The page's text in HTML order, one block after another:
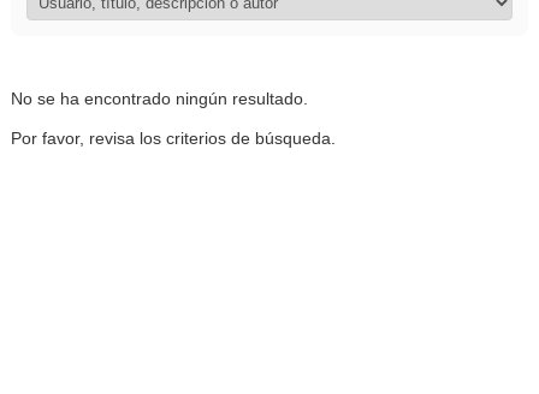
No se ha encontrado ningún resultado.
Por favor, revisa los criterios de búsqueda.